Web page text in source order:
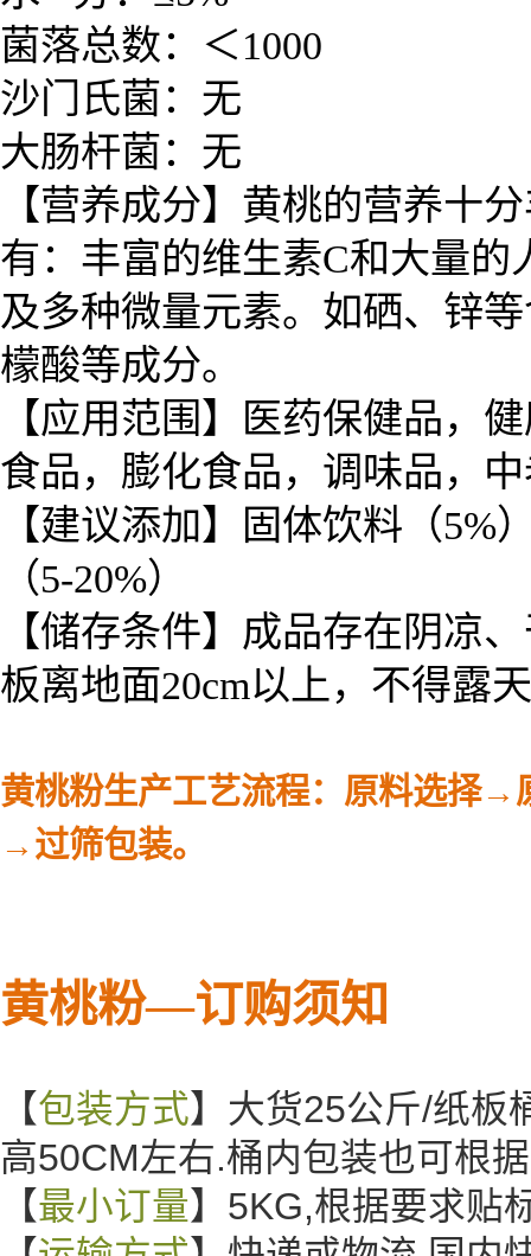
菌落总数：＜1000
沙门氏菌：无
大肠杆菌：无
【营养成分】 黄桃的营养十
有：丰富的维生素C和大量
及多种微量元素。如硒、锌
檬酸等成分。
【应用范围】医药保健品，
食品，膨化食品，调味品，
【建议添加】固体饮料（5%
（5-20%）
【储存条件】成品存在阴凉
板离地面20cm以上，不得露
黄桃粉生产工艺流程：原料选择
→过筛包装。
黄桃粉—订购须知
【包装方式】大货25公斤/纸板
高50CM左右.桶内包装也可根
【最小订量】5KG,根据要求